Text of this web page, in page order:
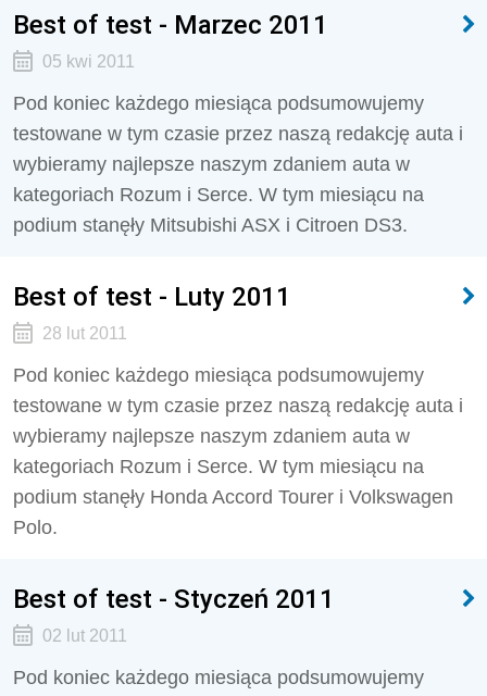
Best of test - Marzec 2011
05 kwi 2011
Pod koniec każdego miesiąca podsumowujemy
testowane w tym czasie przez naszą redakcję auta i
wybieramy najlepsze naszym zdaniem auta w
kategoriach Rozum i Serce. W tym miesiącu na
podium stanęły Mitsubishi ASX i Citroen DS3.
Best of test - Luty 2011
28 lut 2011
Pod koniec każdego miesiąca podsumowujemy
testowane w tym czasie przez naszą redakcję auta i
wybieramy najlepsze naszym zdaniem auta w
kategoriach Rozum i Serce. W tym miesiącu na
podium stanęły Honda Accord Tourer i Volkswagen
Polo.
Best of test - Styczeń 2011
02 lut 2011
Pod koniec każdego miesiąca podsumowujemy